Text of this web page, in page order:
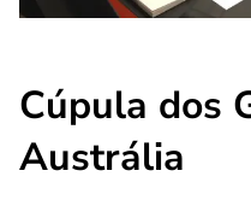
Cúpula dos
Austrália